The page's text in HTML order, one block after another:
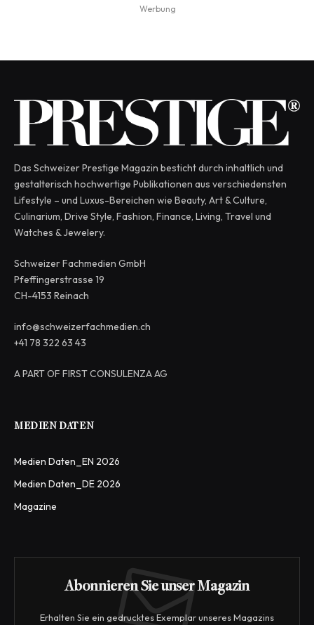
Werbung
Das Schweizer Prestige Magazin besticht durch inhaltlich und
gestalterisch hochwertige Publikationen aus verschiedensten
Lifestyle – und Luxus-Bereichen wie Beauty, Art & Culture,
Culinarium, Drive Style, Fashion, Finance, Living, Travel und
Watches & Jewelery.
Schweizer Fachmedien GmbH
Pfeffingerstrasse 19
CH-4153 Reinach
info@schweizerfachmedien.ch
+41 78 322 63 43
A PART OF FIRST CONSULENZA AG
MEDIEN DATEN
Medien Daten_EN 2026
Medien Daten_DE 2026
Magazine
Abonnieren Sie unser Magazin
Erhalten Sie ein gedrucktes Exemplar unseres Magazins